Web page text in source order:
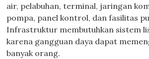
air, pelabuhan, terminal, jaringan
pompa, panel kontrol, dan fasilitas
Infrastruktur membutuhkan sistem
karena gangguan daya dapat
banyak orang.